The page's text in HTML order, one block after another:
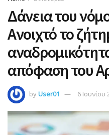
Δάνεια του
Ανοιχτό το
απόφαση του
byUser01 6 Ιουνίου